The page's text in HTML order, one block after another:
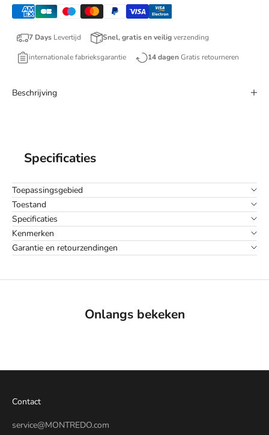
7 Days Levertijd Snel, gratis en veiligverzending
internationale fabrieksgarantie 14 dagenGratis retourneren
Beschrijving
Specificaties
Toepassingsgebied
Toestand
Specificaties
Kenmerken
Garantie en retourzendingen
Onlangs bekeken
Contact
service@MONTREDO.com